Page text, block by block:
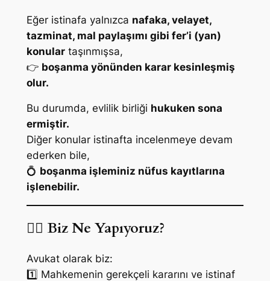
Eğer istinafa yalnızca nafaka, velayet,
tazminat, mal paylaşımı gibi fer’i (yan)
konulartaşınmışsa,
👉 boşanma yönünden karar kesinleşmiş
olur.
Bu durumda, evlilik birliği hukuken sona
ermiştir.
Diğer konular istinafta incelenmeye devam
ederken bile,
💍 boşanma işleminiz nüfus kayıtlarına
işlenebilir.
👩‍⚖️ Biz Ne Yapıyoruz?
Avukat olarak biz:
1️⃣ Mahkemenin gerekçeli kararını ve istinaf